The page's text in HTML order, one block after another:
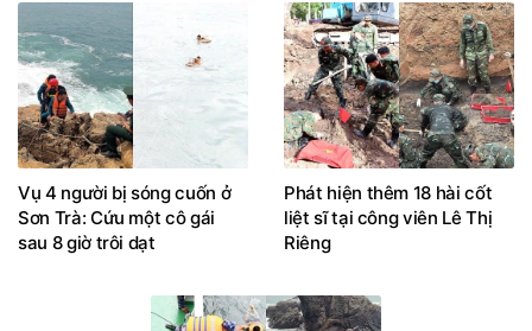
Vụ 4 người bị sóng cuốn ở
Sơn Trà: Cứu một cô gái
sau 8 giờ trôi dạt
Phát hiện thêm 18 hài cốt
liệt sĩ tại công viên Lê Thị
Riêng